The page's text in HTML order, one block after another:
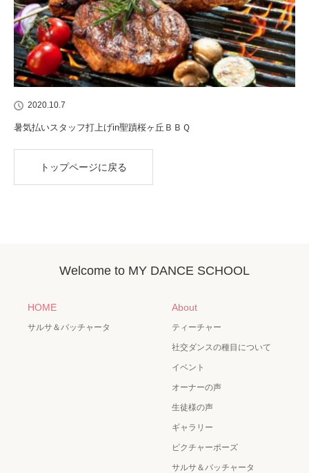
2020.10.7
暑気払いスタッフ打上げin聖蹟桜ヶ丘ＢＢＱ
トップページに戻る
Welcome to MY DANCE SCHOOL
HOME
サルサ＆バッチャータ
About
ティーチャー
社交ダンスの種目について
イベント
オーナーの声
生徒様の声
ギャラリー
ピクチャーポーズ
サルサ＆バッチャータ